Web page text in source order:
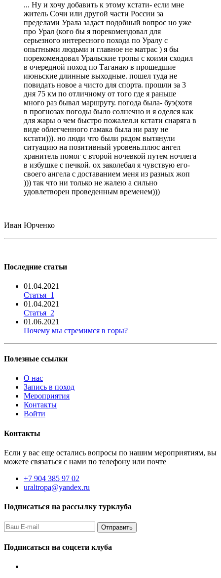
... Ну и хочу добавить к этому кстати- если мне
житель Сочи или другой части России за
пределами Урала задаст подобный вопрос но уже
про Урал (кого бы я порекомендовал для
серьезного интересного похода по Уралу с
опытными людьми и главное не матрас ) я бы
порекомендовал Уральские тропы с коими сходил
в очередной поход по Таганаю в прошедшие
июньские длинные выходные. пошел туда не
повидать новое а чисто для спорта. прошли за 3
дня 75 км по отличному от того где я раньше
много раз бывал маршруту. погода была- буэ(хотя
в прогнозах погоды было солнечно и я оделся как
для жары о чем быстро пожалел.и кстати снаряга в
виде облегченного гамака была ни разу не
кстати))). но люди что были рядом вытянули
ситуацию на позитивный уровень.плюс ангел
хранитель помог с второй ночевкой путем ночлега
в избушке с печкой. ох заколебал я чувствую его-
своего ангела с доставанием меня из разных жоп
))) так что ни только не жалею а сильно
удовлетворен проведенным временем)))
Иван Юрченко
Последние статьи
01.04.2021
Статья_1
01.04.2021
Статья_2
01.06.2021
Почему мы стремимся в горы?
Полезные ссылки
О нас
Запись в поход
Мероприятия
Контакты
Войти
Контакты
Если у вас еще остались вопросы по нашим мероприятиям, вы
можете связаться с нами по телефону или почте
+7 904 385 97 02
uraltropa@yandex.ru
Подписаться на рассылку турклуба
Подписаться на соцсети клуба